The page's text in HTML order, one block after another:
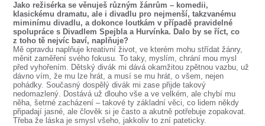
Jako režisérka se věnuješ různým žánrům – komedii,
klasickému dramatu, ale i divadlu pro nejmenší, takzvanému
miminímu divadlu, a dokonce loutkám v případě pravidelné
spolupráce s Divadlem Spejbla a Hurvínka. Dalo by se říct, co
z toho tě nejvíc baví, naplňuje?
Mě opravdu naplňuje kreativní život, ve kterém mohu střídat žánry,
měnit zaměření svého fokusu. To taky, myslím, chrání mou mysl
před vyhořením. Dětský divák mi dává okamžitou zpětnou vazbu, už
dávno vím, že mu lze hrát, a musí se mu hrát, o všem, nejen
pohádky. Současný dospělý divák mi zase přijde takový
nedomazlený. Dostává už dlouho vše a ve velkém, ale chybí mu
něha, šetrné zacházení – takové ty základní věci, co lidem někdy
připadají jasné, ale člověk si je často a akutně potřebuje zopakovat.
Třeba že láska je smysl všeho, jakkoliv to zní pateticky.